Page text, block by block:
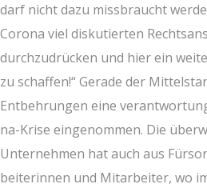
darf nicht dazu miss­braucht
Coro­na viel dis­ku­tier­ten
durch­zu­drü­cken und hier ein
zu schaf­fen!“ Gera­de der
Ent­beh­run­gen eine
na-Kri­se ein­ge­nom­men. Die
Unter­neh­men hat auch aus
bei­te­rin­nen und Mit­ar­bei­ter, wo